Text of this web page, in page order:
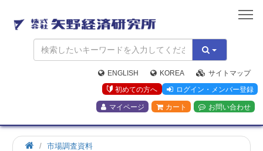
矢
野
経
済
研
究
所
ENGLISH KOREA
サイトマップ
初めての方へ
ログイン・メンバー登録
マイページ カート お問い合わせ
市場調査資料